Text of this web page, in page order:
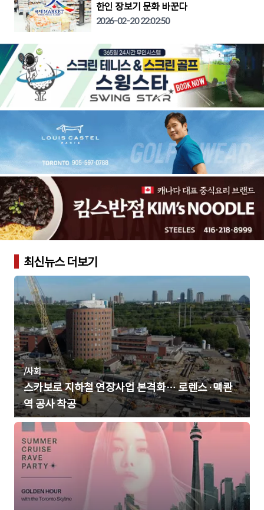
한인 장보기 문화 바꾼다
2026-02-20 22:02:50
최신뉴스 더보기
/사회
스카보로 지하철 연장사업 본격화… 로렌스·맥콴
역 공사 착공